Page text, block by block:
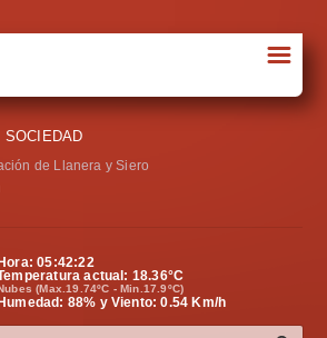
☰
SOCIEDAD
de Llanera y Siero
Hora:05:42:23
actual: 18.36°C
(Max.19.74ºC - Min.17.9ºC)
Humedad: 88% y Viento: 0.54 Km/h